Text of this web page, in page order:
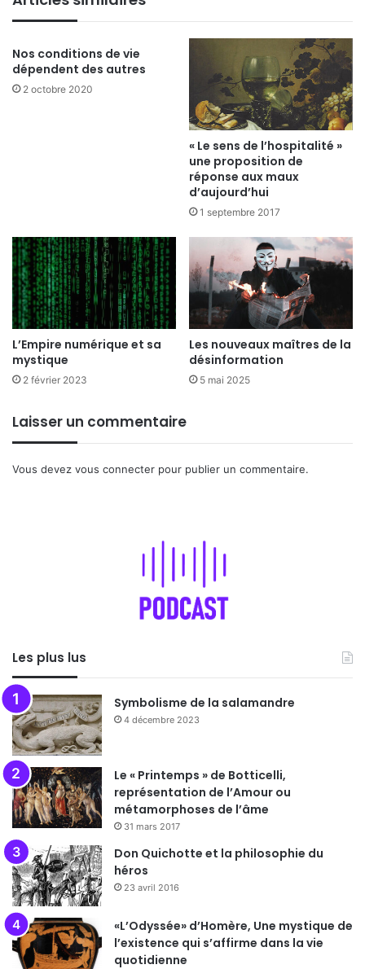
Nos conditions de vie
dépendent des autres
2 octobre 2020
« Le sens de l’hospitalité »
une proposition de
réponse aux maux
d’aujourd’hui
1 septembre 2017
L’Empire numérique et sa
mystique
2 février 2023
Les nouveaux maîtres de la
désinformation
5 mai 2025
Laisser un commentaire
Vous devez vous connecter pour publier un commentaire.
Les plus lus
Symbolisme de la salamandre
4 décembre 2023
Le « Printemps » de Botticelli,
représentation de l’Amour ou
métamorphoses de l’âme
31 mars 2017
Don Quichotte et la philosophie du
héros
23 avril 2016
«L’Odyssée» d’Homère, Une mystique de
l’existence qui s’affirme dans la vie
quotidienne